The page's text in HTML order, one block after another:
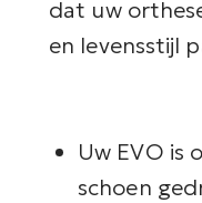
dat uw
en levensstijl
Uw EVO is
schoen